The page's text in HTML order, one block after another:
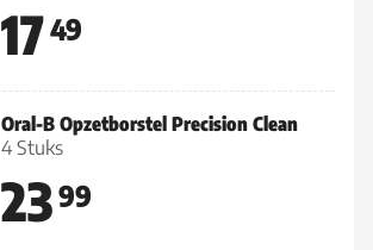
1749
Oral-B Opzetborstel Precision Clean
4 Stuks
2399